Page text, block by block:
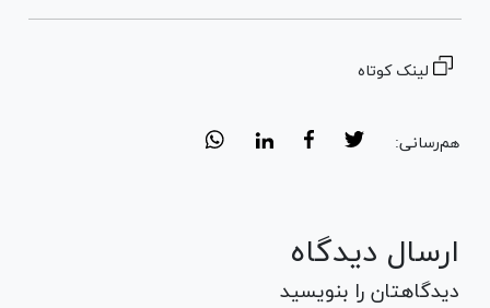
لینک کوتاه
هم‌رسانی:
ارسال دیدگاه
دیدگاهتان را بنویسید